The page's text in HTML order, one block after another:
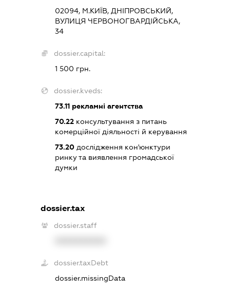
02094, М.КИЇВ, ДНІПРОВСЬКИЙ,
ВУЛИЦЯ ЧЕРВОНОГВАРДІЙСЬКА,
34
dossier.capital:
1 500 грн.
dossier.kveds:
73.11рекламні агентства
70.22консультування з питань
комерційної діяльності й керування
73.20дослідження кон'юнктури
ринку та виявлення громадської
думки
dossier.tax
dossier.staff
dossier.taxDebt
dossier.missingData